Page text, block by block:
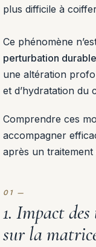
plus difficile à
Ce phénomène
perturbation
une altération
et d’hydratation du
Comprendre ces
accompagner
après un traitement
1. Impact
sur la